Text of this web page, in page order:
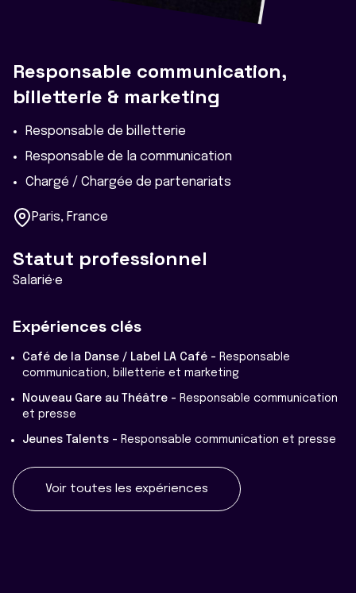
Responsable communication,
billetterie & marketing
Responsable de billetterie
Responsable de la communication
Chargé / Chargée de partenariats
Paris, France
Statut professionnel
Salarié·e
Expériences clés
Café de la Danse / Label LA Café - Responsable
communication, billetterie et marketing
Nouveau Gare au Théâtre - Responsable communication
et presse
Jeunes Talents - Responsable communication et presse
Voir toutes les expériences